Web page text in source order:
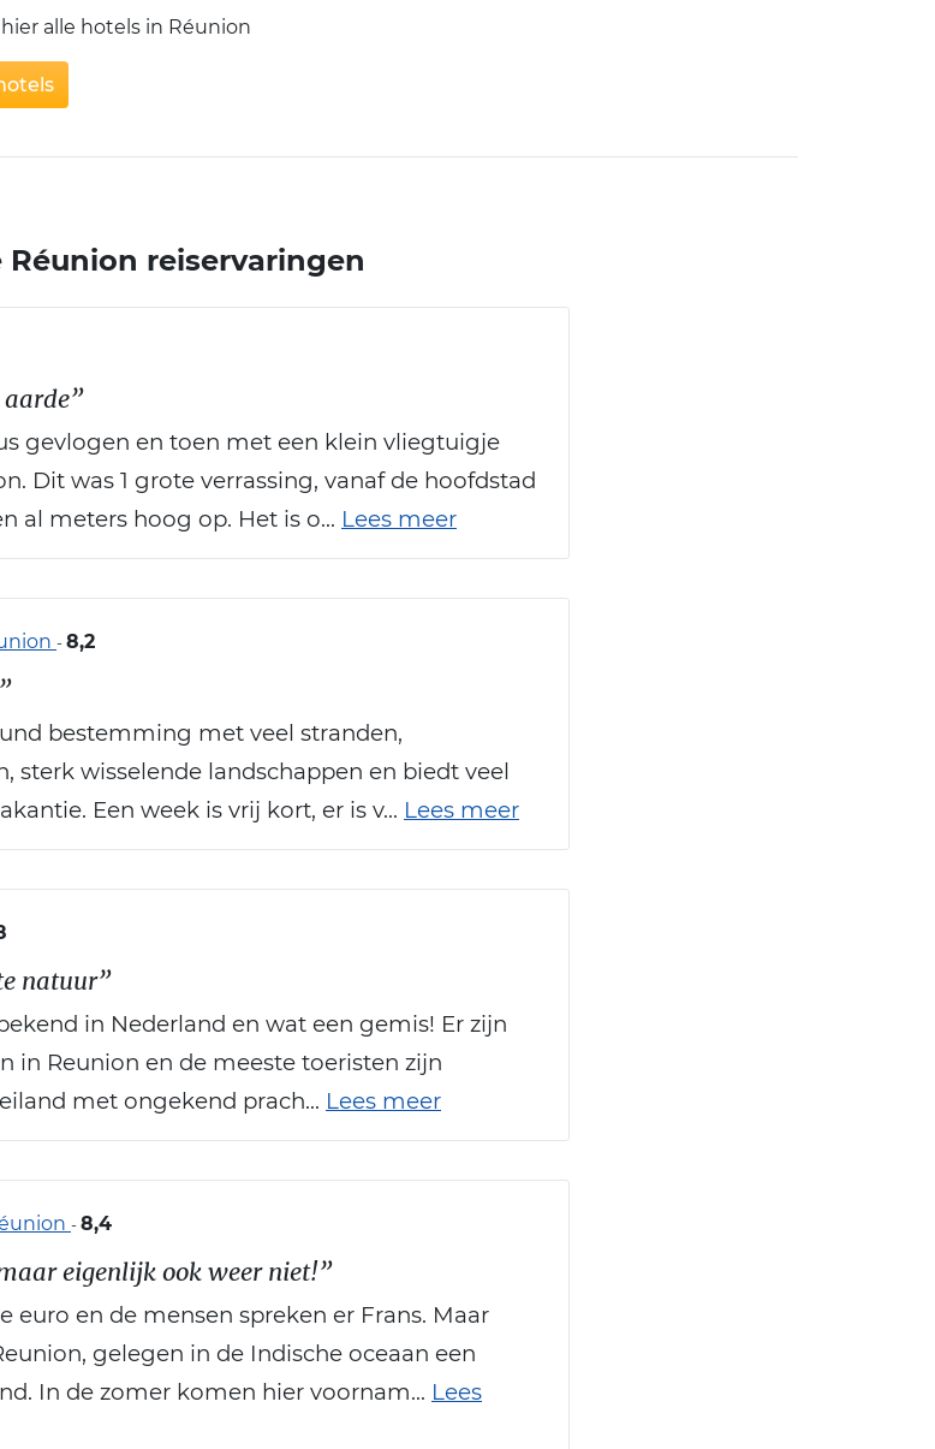
alle hotels in Réunion
Réunion reiservaringen
gevlogen en toen met een klein vliegtuigje
Dit was 1 grote verrassing, vanaf de hoofdstad
al meters hoog op. Het is o... Lees meer
- 8,2
bestemming met veel stranden,
sterk wisselende landschappen en biedt veel
Een week is vrij kort, er is v... Lees meer
natuur”
in Nederland en wat een gemis! Er zijn
in Reunion en de meeste toeristen zijn
met ongekend prach... Lees meer
- 8,4
eigenlijk ook weer niet!”
euro en de mensen spreken er Frans. Maar
gelegen in de Indische oceaan een
In de zomer komen hier voornam... Lees